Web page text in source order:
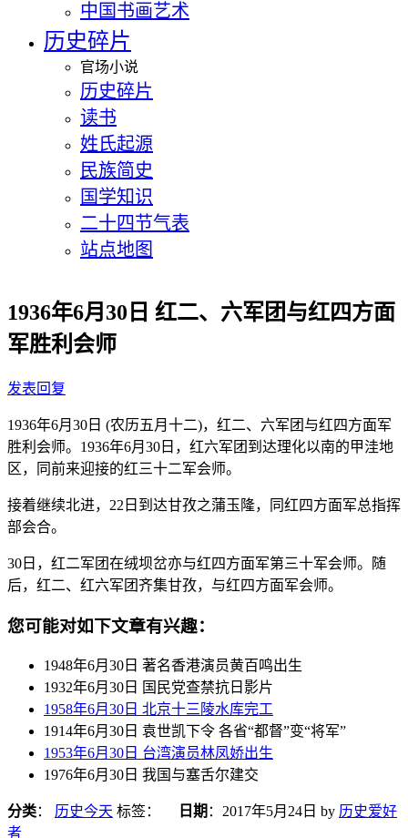
中国书画艺术
历史碎片
官场小说
历史碎片
读书
姓氏起源
民族简史
国学知识
二十四节气表
站点地图
1936年6月30日 红二、六军团与红四方面
军胜利会师
发表回复
1936年6月30日 (农历五月十二)，红二、六军团与红四方面军
胜利会师。1936年6月30日，红六军团到达理化以南的甲洼地
区，同前来迎接的红三十二军会师。
接着继续北进，22日到达甘孜之蒲玉隆，同红四方面军总指挥
部会合。
30日，红二军团在绒坝岔亦与红四方面军第三十军会师。随
后，红二、红六军团齐集甘孜，与红四方面军会师。
您可能对如下文章有兴趣：
1948年6月30日 著名香港演员黄百鸣出生
1932年6月30日 国民党查禁抗日影片
1958年6月30日 北京十三陵水库完工
1914年6月30日 袁世凯下令 各省“都督”变“将军”
1953年6月30日 台湾演员林凤娇出生
1976年6月30日 我国与塞舌尔建交
分类： 历史今天 标签： 日期 ： 2017年5月24日 by 历史爱好
者